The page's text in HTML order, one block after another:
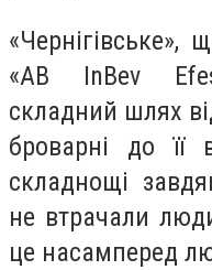
«AB InBev
складний шлях
броварні до її
складнощі
не втрачали
це насамперед